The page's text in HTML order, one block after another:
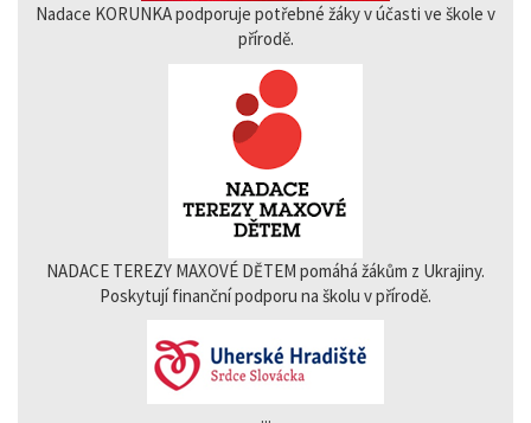
Nadace KORUNKA podporuje potřebné žáky v účasti ve škole v
přírodě.
NADACE TEREZY MAXOVÉ DĚTEM pomáhá žákům z Ukrajiny.
Poskytují finanční podporu na školu v přírodě.
...